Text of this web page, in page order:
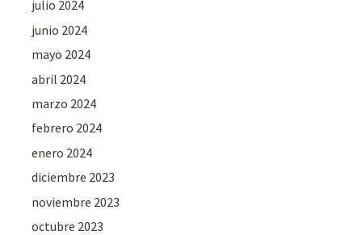
julio 2024
junio 2024
mayo 2024
abril 2024
marzo 2024
febrero 2024
enero 2024
diciembre 2023
noviembre 2023
octubre 2023